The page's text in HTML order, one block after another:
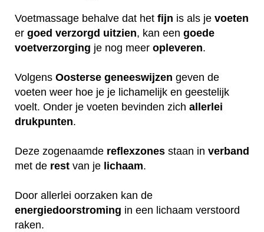
Voetmassage behalve dat het fijn is als je voeten
er goed verzorgd uitzien, kan een goede
voetverzorging je nog meer opleveren.
Volgens Oosterse geneeswijzen geven de
voeten weer hoe je je lichamelijk en geestelijk
voelt. Onder je voeten bevinden zich allerlei
drukpunten.
Deze zogenaamde reflexzones staan in verband
met de rest van je lichaam.
Door allerlei oorzaken kan de
energiedoorstroming in een lichaam verstoord
raken.